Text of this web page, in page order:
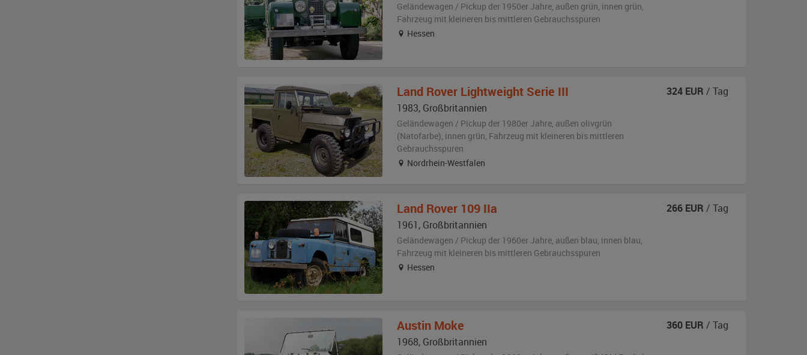
Geländewagen / Pickup der 1950er Jahre, außen grün, innen grün,
Fahrzeug mit kleineren bis mittleren Gebrauchsspuren
Hessen
Land Rover Lightweight Serie III
1983, Großbritannien
Geländewagen / Pickup der 1980er Jahre, außen olivgrün
(Natofarbe), innen grün, Fahrzeug mit kleineren bis mittleren
Gebrauchsspuren
Nordrhein-Westfalen
324 EUR / Tag
Land Rover 109 IIa
1961, Großbritannien
Geländewagen / Pickup der 1960er Jahre, außen blau, innen blau,
Fahrzeug mit kleineren bis mittleren Gebrauchsspuren
Hessen
266 EUR / Tag
Austin Moke
1968, Großbritannien
360 EUR / Tag